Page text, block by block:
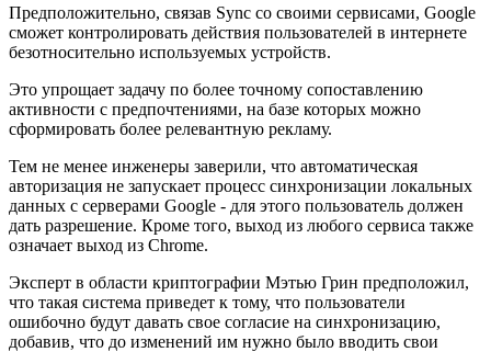
Предположительно, связав Sync со своими сервисами, Google
сможет контролировать действия пользователей в интернете
безотносительно используемых устройств.
Это упрощает задачу по более точному сопоставлению
активности с предпочтениями, на базе которых можно
сформировать более релевантную рекламу.
Тем не менее инженеры заверили, что автоматическая
авторизация не запускает процесс синхронизации локальных
данных с серверами Google - для этого пользователь должен
дать разрешение. Кроме того, выход из любого сервиса также
означает выход из Chrome.
Эксперт в области криптографии Мэтью Грин предположил,
что такая система приведет к тому, что пользователи
ошибочно будут давать свое согласие на синхронизацию,
добавив, что до изменений им нужно было вводить свои